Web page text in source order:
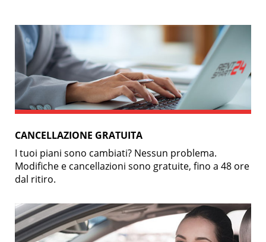
CANCELLAZIONE GRATUITA
I tuoi piani sono cambiati? Nessun problema.
Modifiche e cancellazioni sono gratuite, fino a 48 ore
dal ritiro.